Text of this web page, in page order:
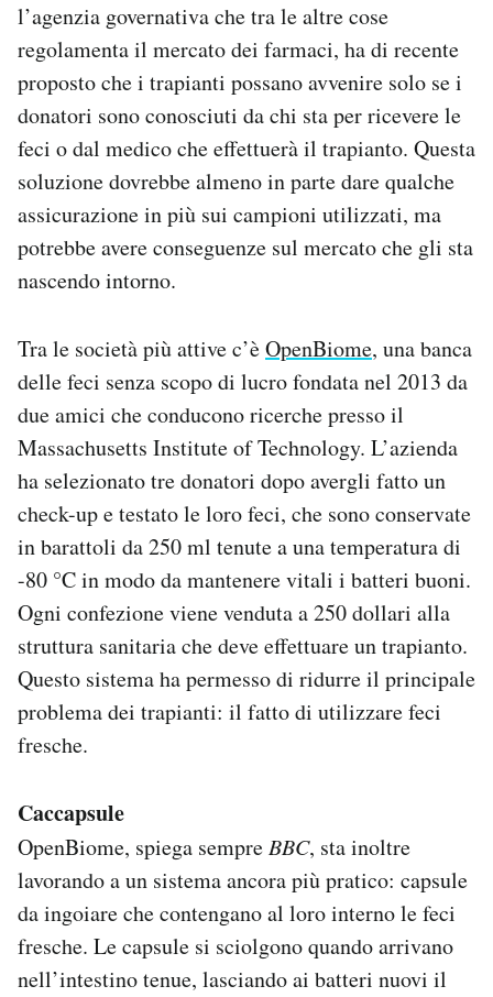
l’agenzia governativa che tra le altre cose
regolamenta il mercato dei farmaci, ha di recente
proposto che i trapianti possano avvenire solo se i
donatori sono conosciuti da chi sta per ricevere le
feci o dal medico che effettuerà il trapianto. Questa
soluzione dovrebbe almeno in parte dare qualche
assicurazione in più sui campioni utilizzati, ma
potrebbe avere conseguenze sul mercato che gli sta
nascendo intorno.
Tra le società più attive c’èOpenBiome, una banca
delle feci senza scopo di lucro fondata nel 2013 da
due amici che conducono ricerche presso il
Massachusetts Institute of Technology. L’azienda
ha selezionato tre donatori dopo avergli fatto un
check-up e testato le loro feci, che sono conservate
in barattoli da 250 ml tenute a una temperatura di
-80 °C in modo da mantenere vitali i batteri buoni.
Ogni confezione viene venduta a 250 dollari alla
struttura sanitaria che deve effettuare un trapianto.
Questo sistema ha permesso di ridurre il principale
problema dei trapianti: il fatto di utilizzare feci
fresche.
Caccapsule
OpenBiome, spiega sempre BBC, sta inoltre
lavorando a un sistema ancora più pratico: capsule
da ingoiare che contengano al loro interno le feci
fresche. Le capsule si sciolgono quando arrivano
nell’intestino tenue, lasciando ai batteri nuovi il